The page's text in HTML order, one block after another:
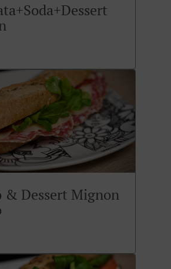
& Dessert Mignon